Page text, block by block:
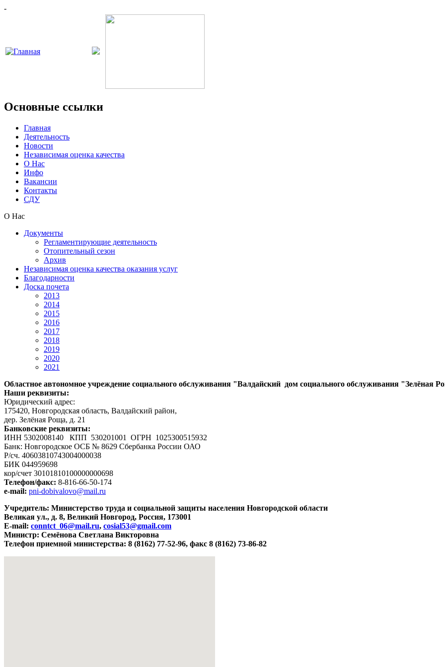
-
Основные ссылки
Главная
Деятельность
Новости
Независимая оценка качества
О Нас
Инфо
Вакансии
Контакты
СДУ
О Нас
Документы
Регламентирующие деятельность
Отопительный сезон
Архив
Независимая оценка качества оказания услуг
Благодарности
Доска почета
2013
2014
2015
2016
2017
2018
2019
2020
2021
Областное автономное учреждение социального обслуживания "Валдайский дом социального обслуживания "Зелёная
Наши реквизиты:
Юридический адрес:
175420, Новгородская область, Валдайский район,
дер. Зелёная Роща, д. 21
Банковские реквизиты:
ИНН 5302008140 КПП 530201001 ОГРН 1025300515932
Банк: Новгородское ОСБ № 8629 Сбербанка России ОАО
Р/сч. 40603810743004000038
БИК 044959698
кор/счет 30101810100000000698
Телефон/факс: 8-816-66-50-174
e-mail: pni-dobivalovo@mail.ru
Учредитель: Министерство труда и социальной защиты населения Новгородской области
Великая ул., д. 8, Великий Новгород, Россия, 173001
E-mail: conntct_06@mail.ru, cosial53@gmail.com
Министр: Семёнова Светлана Викторовна
Телефон приемной министерства: 8 (8162) 77-52-96, факс 8 (8162) 73-86-82